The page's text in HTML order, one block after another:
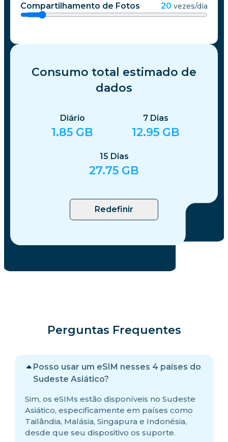
Compartilhamento de Fotos 20 vezes/dia
Consumo total estimado de
dados
Diário
1.85 GB
7 Dias
12.95 GB
15 Dias
27.75 GB
Redefinir
Perguntas Frequentes
Posso usar um eSIM nesses 4 países do
Sudeste Asiático?
Sim, os eSIMs estão disponíveis no Sudeste
Asiático, especificamente em países como
Tailândia, Malásia, Singapura e Indonésia,
desde que seu dispositivo os suporte.